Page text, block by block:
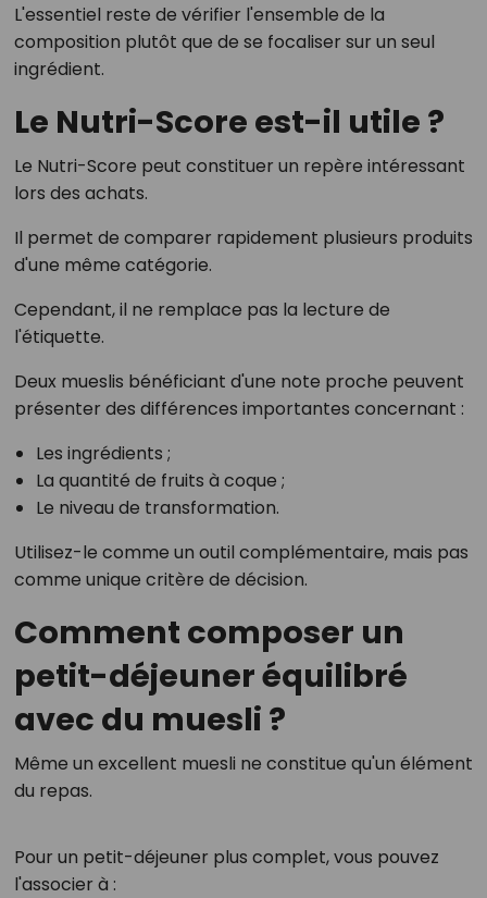
L'essentiel reste de vérifier l'ensemble de la
composition plutôt que de se focaliser sur un seul
ingrédient.
Le Nutri-Score est-il utile ?
Le Nutri-Score peut constituer un repère intéressant
lors des achats.
Il permet de comparer rapidement plusieurs produits
d'une même catégorie.
Cependant, il ne remplace pas la lecture de
l'étiquette.
Deux mueslis bénéficiant d'une note proche peuvent
présenter des différences importantes concernant :
Les ingrédients ;
La quantité de fruits à coque ;
Le niveau de transformation.
Utilisez-le comme un outil complémentaire, mais pas
comme unique critère de décision.
Comment composer un
petit-déjeuner équilibré
avec du muesli ?
Même un excellent muesli ne constitue qu'un élément
du repas.
Pour un petit-déjeuner plus complet, vous pouvez
l'associer à :